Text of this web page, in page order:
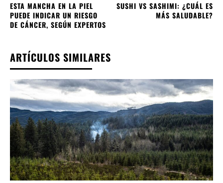
ESTA MANCHA EN LA PIEL
PUEDE INDICAR UN RIESGO
DE CÁNCER, SEGÚN EXPERTOS
SUSHI VS SASHIMI: ¿CUÁL ES
MÁS SALUDABLE?
ARTÍCULOS SIMILARES